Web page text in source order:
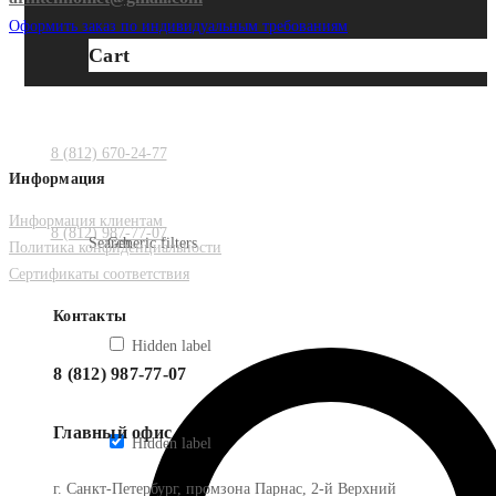
8 (812) 670-24-77
8 (812) 987-77-07
Cart
Search
Generic filters
Hidden label
Hidden label
Оформить заказ по индивидуальным требованиям
Информация
Информация клиентам
Политика конфиденциальности
Сертификаты соответствия
Контакты
8 (812) 987-77-07
Главный офис
г. Санкт-Петербург, промзона Парнас, 2-й Верхний